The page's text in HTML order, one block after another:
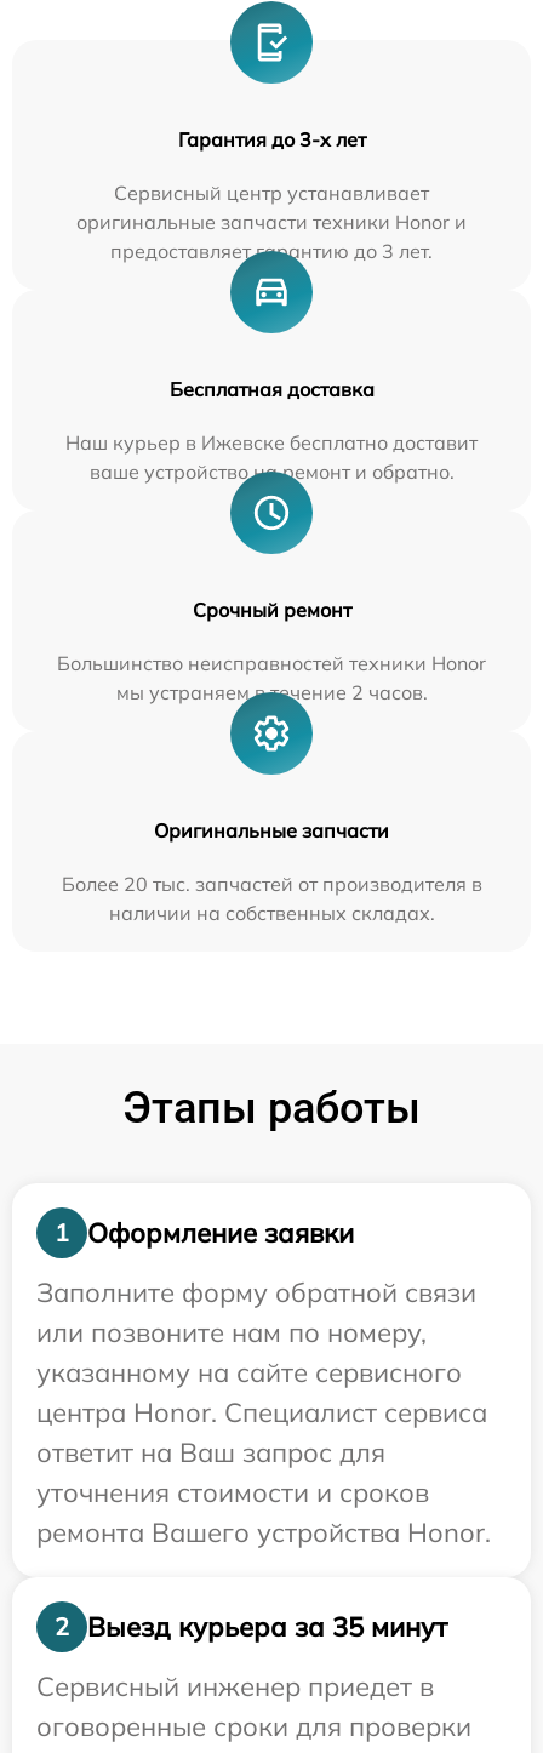
Гарантия до 3-х лет
Сервисный центр устанавливает
оригинальные запчасти техники Honor и
предоставляет гарантию до 3 лет.
Бесплатная доставка
Наш курьер в Ижевске бесплатно доставит
ваше устройство на ремонт и обратно.
Срочный ремонт
Большинство неисправностей техники Honor
мы устраняем в течение 2 часов.
Оригинальные запчасти
Более 20 тыс. запчастей от производителя в
наличии на собственных складах.
Этапы работы
1
Оформление заявки
Заполните форму обратной связи
или позвоните нам по номеру,
указанному на сайте сервисного
центра Honor. Специалист сервиса
ответит на Ваш запрос для
уточнения стоимости и сроков
ремонта Вашего устройства Honor.
2
Выезд курьера за 35 минут
Сервисный инженер приедет в
оговоренные сроки для проверки